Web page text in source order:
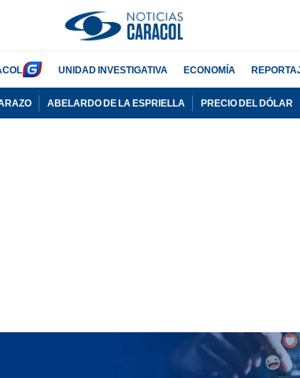
UNIDAD INVESTIGATIVA ECONOMÍA
ABELARDO DE LA ESPRIELLA PRECIO DEL DÓLAR